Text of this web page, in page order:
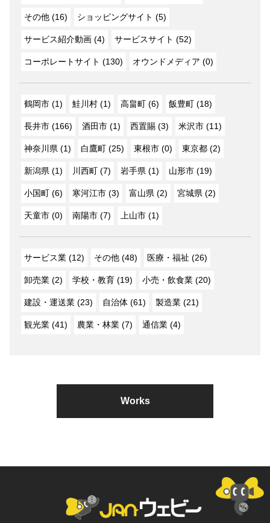
その他 (16) ショッピングサイト (5)
サービス紹介動画 (4) サービスサイト (52)
コーポレートサイト (130) オウンドメディア (0)
鶴岡市 (1) 鮭川村 (1) 高畠町 (6) 飯豊町 (18)
長井市 (166) 酒田市 (1) 西置賜 (3) 米沢市 (11)
神奈川県 (1) 白鷹町 (25) 東根市 (0) 東京都 (2)
新潟県 (1) 川西町 (7) 岩手県 (1) 山形市 (19)
小国町 (6) 寒河江市 (3) 富山県 (2) 宮城県 (2)
天童市 (0) 南陽市 (7) 上山市 (1)
サービス業 (12) その他 (48) 医療・福祉 (26)
卸売業 (2) 学校・教育 (19) 小売・飲食業 (20)
建設・運送業 (23) 自治体 (61) 製造業 (21)
観光業 (41) 農業・林業 (7) 通信業 (4)
Works